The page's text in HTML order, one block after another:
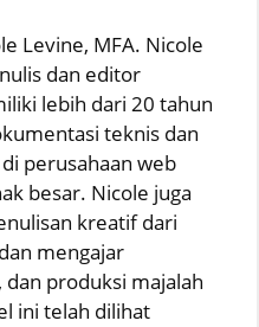
Levine, MFA. Nicole
dan editor
lebih dari 20 tahun
teknis dan
perusahaan web
besar. Nicole juga
kreatif dari
mengajar
produksi majalah
ini telah dilihat